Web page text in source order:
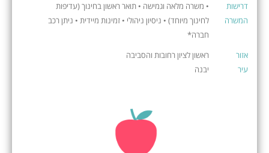
דרישות
המשרה
• משרה מלאה וגמישה • תואר ראשון בחינוך (עדיפות
לחינוך מיוחד) • ניסיון ניהולי • זמינות מיידית • ניתן רכב
חברה*
אזור
ראשון לציון רחובות והסביבה
עיר
יבנה